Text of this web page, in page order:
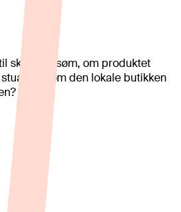
skreddersøm, om produktet
eller om den lokale butikken